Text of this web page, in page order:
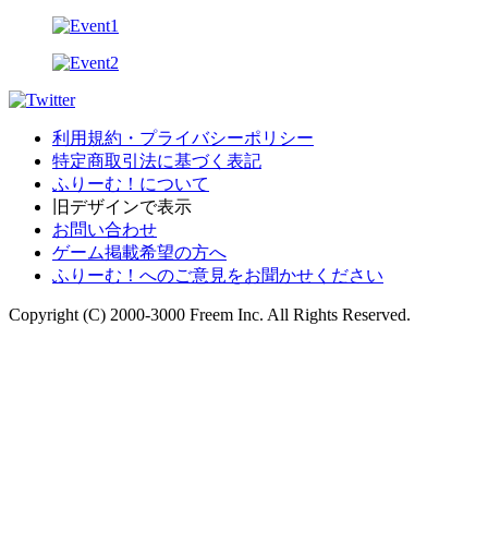
利用規約・プライバシーポリシー
特定商取引法に基づく表記
ふりーむ！について
旧デザインで表示
お問い合わせ
ゲーム掲載希望の方へ
ふりーむ！へのご意見をお聞かせください
Copyright (C) 2000-3000 Freem Inc. All Rights Reserved.